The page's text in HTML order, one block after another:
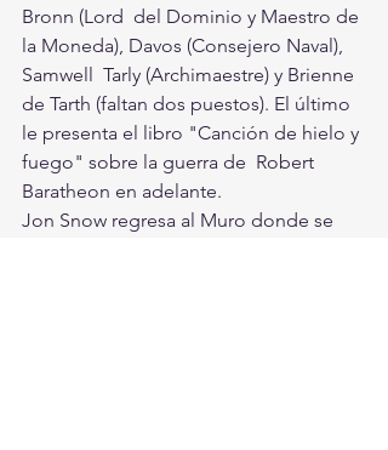
Bronn (Lord  del Dominio y Maestro de
la Moneda), Davos (Consejero Naval),
Samwell  Tarly (Archimaestre) y Brienne
de Tarth (faltan dos puestos). El último
le presenta el libro "Canción de hielo y
fuego" sobre la guerra de  Robert
Baratheon en adelante.
Jon Snow regresa al Muro donde se